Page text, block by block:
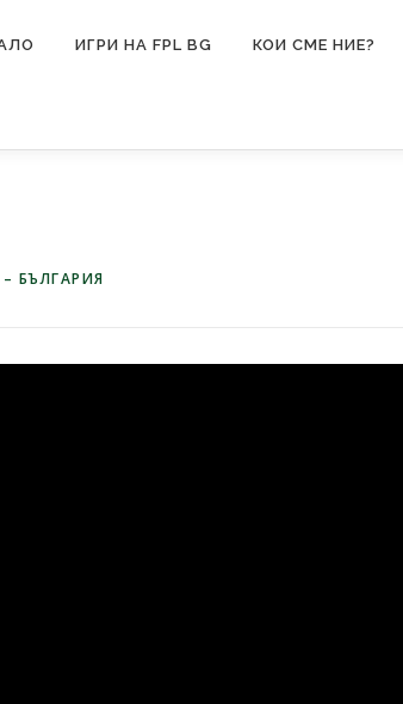
ИГРИ НА FPL BG КОИ СМЕ НИЕ?
БЪЛГАРИЯ